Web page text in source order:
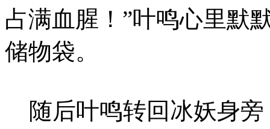
占满血腥！”叶鸣心里默
储物袋。
随后叶鸣转回冰妖身旁